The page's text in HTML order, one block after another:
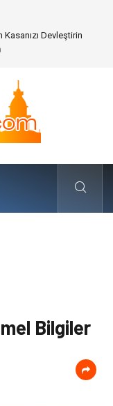
Devleştirin
Bilgiler